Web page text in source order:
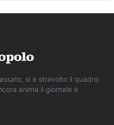
si è stravolto il quadro
anima il giornale è